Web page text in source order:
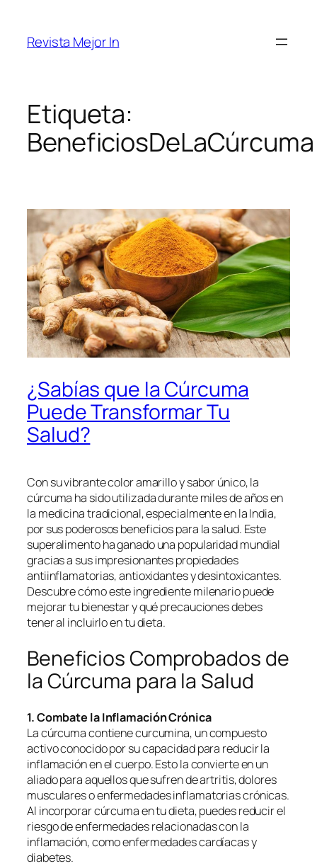
contenido
Revista Mejor In
Etiqueta:
BeneficiosDeLaCúrcuma
¿Sabías que la Cúrcuma
Puede Transformar Tu
Salud?
Con su vibrante color amarillo y sabor único, la
cúrcuma ha sido utilizada durante miles de años en
la medicina tradicional, especialmente en la India,
por sus poderosos beneficios para la salud. Este
superalimento ha ganado una popularidad mundial
gracias a sus impresionantes propiedades
antiinflamatorias, antioxidantes y desintoxicantes.
Descubre cómo este ingrediente milenario puede
mejorar tu bienestar y qué precauciones debes
tener al incluirlo en tu dieta.
Beneficios Comprobados de
la Cúrcuma para la Salud
1. Combate la Inflamación Crónica
La cúrcuma contiene curcumina, un compuesto
activo conocido por su capacidad para reducir la
inflamación en el cuerpo. Esto la convierte en un
aliado para aquellos que sufren de artritis, dolores
musculares o enfermedades inflamatorias crónicas.
Al incorporar cúrcuma en tu dieta, puedes reducir el
riesgo de enfermedades relacionadas con la
inflamación, como enfermedades cardíacas y
diabetes.